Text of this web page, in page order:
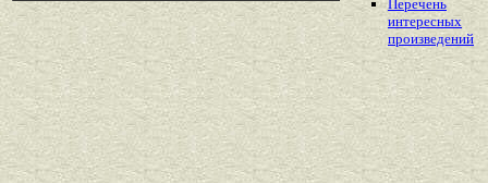
Перечень
интересных
произведений